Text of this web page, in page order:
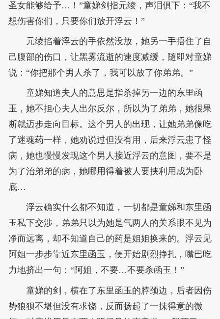
圣女能够给予…！”童娣剑指元绫，声泪俱下：“我不
想伤害你们，只要你们放开浮云！”
元绫掐着浮云的手依然没放，她另一手捂住了自
己腹部的伤口，让黑雾流逝的速度减缓，随即对童娣
说：“你把那个男人杀了，我可以放了你弟弟。”
童娣知道夫人的意思是指杀掉另一边的东里函
玉，她不担心夫人出尔反尔，所以为了弟弟，她很果
断就迈步走向目标。这个男人的出现，让她弟弟像吃
了迷魂药一样，她劝说过但没有用，后来浮云患了怪
病，她也慢慢发现这个男人接近浮云的意图，要不是
为了治弟弟的病，她哪用得着被人要挟利用成为卧
底…
浮云确实什么都不知道，一切都是童娣和东里函
玉私下交涉，弟弟只以为她是气两人的关系眼不见为
净而远离，却不知道自己的药是姐姐换来的。浮云见
阿姐一步步靠近东里函玉，便开始剧烈挣扎，嘴巴吃
力地挤出一句：“阿姐，不要…不要杀函玉！”
童娣的剑，横在了东里函玉的脖颈边，后者因伤
势狼狈不堪但没有求饶，反而扬起了一抺得意的微